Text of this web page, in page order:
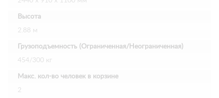
Высота
2.88 м
Грузоподъемность (Ограниченная/Неограниченная)
454/300 кг
Макс. кол-во человек в корзине
2